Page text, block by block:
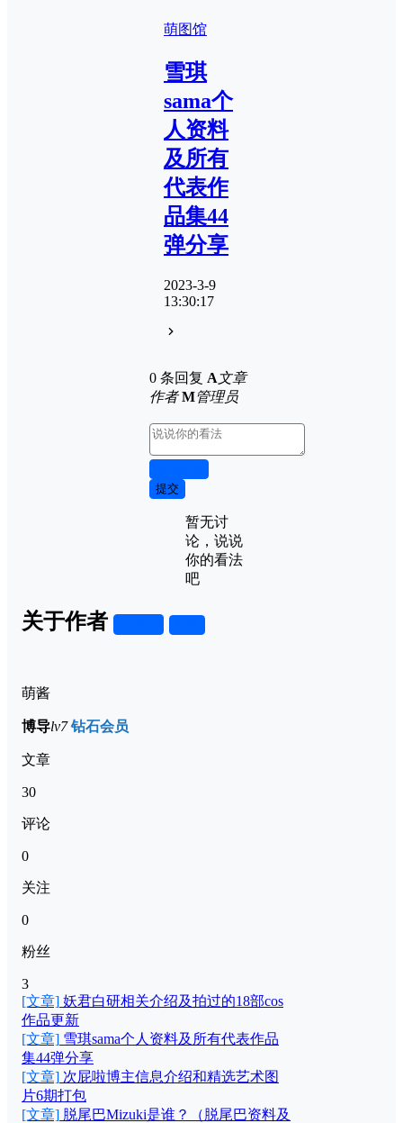
萌图馆
雪琪
sama个
人资料
及所有
代表作
品集44
弹分享
2023-3-9
13:30:17
0 条回复 A文章
作者 M管理员
提交
暂无讨
论，说说
你的看法
吧
关于作者
萌酱
博导lv7 钻石会员
文章
30
评论
0
关注
0
粉丝
3
[文章] 妖君白研相关介绍及拍过的18部cos
作品更新
[文章] 雪琪sama个人资料及所有代表作品
集44弹分享
[文章] 次屁啦博主信息介绍和精选艺术图
片6期打包
[文章] 脱尾巴Mizuki是谁？（脱尾巴资料及